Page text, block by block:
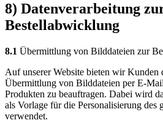
8) Datenverarbeitung
Bestellabwicklung
8.1 Übermittlung von Bilddateien zur
Auf unserer Website bieten wir
Übermittlung von Bilddateien per E-
Produkten zu beauftragen. Dabei wird
als Vorlage für die Personalisierung des
verwendet.